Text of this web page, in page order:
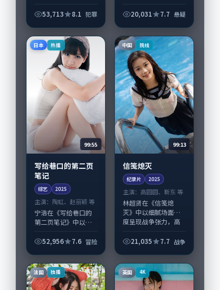
张力，宋康昊、舒淇
主要在泰国完成制作
协同，2025-05...
53,713 8.1 犯罪
悬疑类型元素服务于
长留白叙事，段奕
宏、...
20,031 7.7 悬疑
日本 热播
99:55
写给巷口的第二页
笔记
综艺 2025
主演： 陶虹、赵丽颖 等
宁浩在《写给巷口的
第二页笔记》中以细
张力，陶虹、赵丽颖
主要在日本完成制作
协同，2025-03...
52,956 7.6 冒险
中国 院线
99:13
信笺熄灭
纪录片 2025
主演：高圆圆、靳东 等
林超贤在《信笺熄
灭》中以细腻场面调
度呈现战争张力，高
演层次丰富。影片拍
2025-02-22...
21,035 7.7 战争
法国 独播 英国 4K